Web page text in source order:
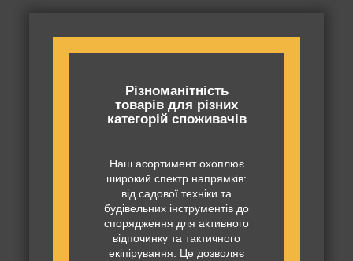
Різноманітність
товарів для різних
категорій споживачів
Наш асортимент охоплює
широкий спектр напрямків:
від садової техніки та
будівельних інструментів до
спорядження для активного
відпочинку та тактичного
екіпірування. Це дозволяє